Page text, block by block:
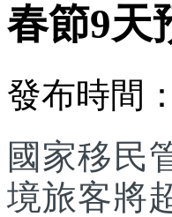
春節9天
發布時間
國家移民
境旅客將